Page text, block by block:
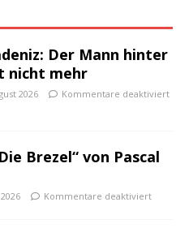
Der Mann hinter
nicht mehr
2026 Kommentare deaktiviert
Brezel“ von Pascal
Kommentare deaktiviert